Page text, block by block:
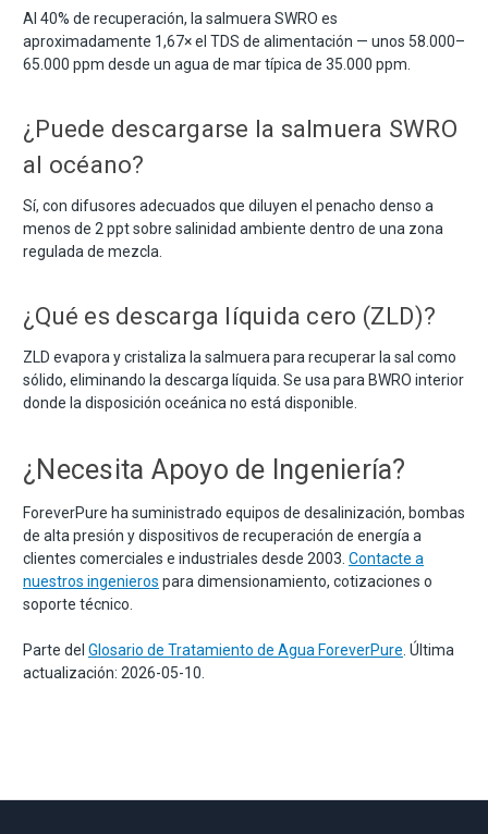
Al 40% de recuperación, la salmuera SWRO es
aproximadamente 1,67× el TDS de alimentación — unos 58.000–
65.000 ppm desde un agua de mar típica de 35.000 ppm.
¿Puede descargarse la salmuera SWRO
al océano?
Sí, con difusores adecuados que diluyen el penacho denso a
menos de 2 ppt sobre salinidad ambiente dentro de una zona
regulada de mezcla.
¿Qué es descarga líquida cero (ZLD)?
ZLD evapora y cristaliza la salmuera para recuperar la sal como
sólido, eliminando la descarga líquida. Se usa para BWRO interior
donde la disposición oceánica no está disponible.
¿Necesita Apoyo de Ingeniería?
ForeverPure ha suministrado equipos de desalinización, bombas
de alta presión y dispositivos de recuperación de energía a
clientes comerciales e industriales desde 2003. Contacte a
nuestros ingenieros para dimensionamiento, cotizaciones o
soporte técnico.
Parte del Glosario de Tratamiento de Agua ForeverPure . Última
actualización: 2026-05-10.